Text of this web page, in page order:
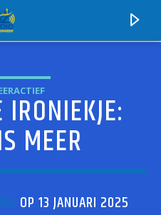
MEER
OP 13 JANUARI 2025